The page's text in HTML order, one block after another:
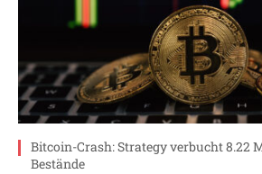
Bitcoin-Crash: Strategy verbucht 8.22
Bestände